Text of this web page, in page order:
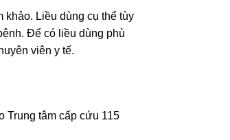
khảo. Liều dùng cụ thể tùy
Để có liều dùng phù
viên y tế.
Trung tâm cấp cứu 115